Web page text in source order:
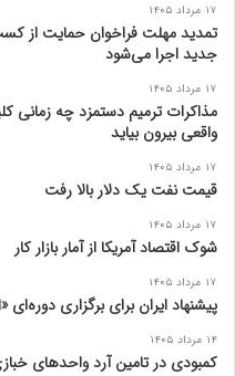
۱۷ مرداد ۱۴۰۵
جدید اجرا می‌شود
۱۷ مرداد ۱۴۰۵
مذاکرات ترمیم دستمزد چه زمانی
واقعی بیرون بیاید
۱۷ مرداد ۱۴۰۵
قیمت نفت یک دلار بالا رفت
۱۷ مرداد ۱۴۰۵
شوک اقتصاد آمریکا از آمار بازار کار
۱۷ مرداد ۱۴۰۵
پیشنهاد ایران برای برگزاری
۱۴ مرداد ۱۴۰۵
کمبودی در تامین آرد واحد‌های